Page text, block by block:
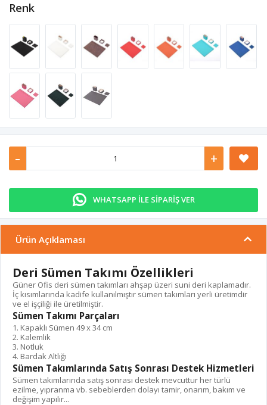
Renk
- +
WHATSAPP İLE SİPARİŞ VER
Ürün Açıklaması
Deri Sümen Takımı Özellikleri
Güner Ofis deri sümen takımları ahşap üzeri suni deri kaplamadır.
İç kısımlarında kadife kullanılmıştır sümen takımları yerli üretimdir
ve el işçiliği ile üretilmiştir.
Sümen Takımı Parçaları
1. Kapaklı Sümen 49 x 34 cm
2. Kalemlik
3. Notluk
4. Bardak Altlığı
Sümen Takımlarında Satış Sonrası Destek Hizmetleri
Sümen takımlarında satış sonrası destek mevcuttur her türlü
ezilme, yıpranma vb. sebeblerden dolayı tamir, onarım, bakım ve
değişim yapılır...